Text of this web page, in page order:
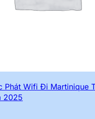
Phát Wifi Đi Martinique
2025